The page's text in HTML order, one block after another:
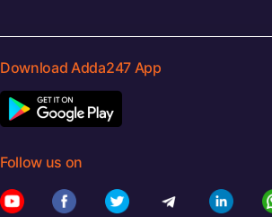
Download Adda247 App
Follow us on